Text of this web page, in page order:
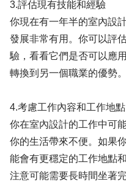
3.評估現有技能和經驗
你現在有一年半的室內設
發展非常有用。你可以評
驗，看看它們是否可以應
轉換到另一個職業的優勢。
4.考慮工作內容和工作地點
你在室內設計的工作中可
你的生活帶來不便。如果
能會有更穩定的工作地點
注意可能需要長時間坐著完